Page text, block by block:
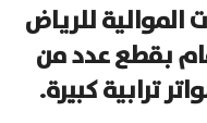
الموالية للرياض
بقطع عدد من
ترابية كبيرة.